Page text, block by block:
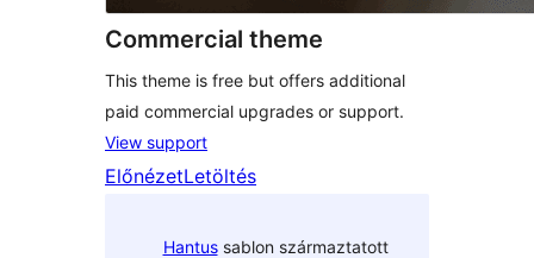
Commercial theme
This theme is free but offers additional
paid commercial upgrades or support.
View support
ElőnézetLetöltés
Hantussablon származtatott